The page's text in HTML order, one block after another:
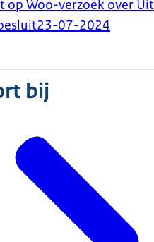
op Woo-verzoek over
23-07-2024
bij